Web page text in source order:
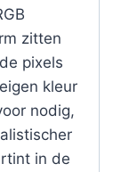
zitten
pixels
kleur
nodig,
in de